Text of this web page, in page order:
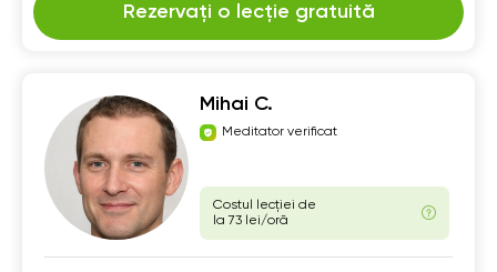
Rezervați o lecție gratuită
Mihai C.
Meditator verificat
Costul lecției de
la 73 lei/oră